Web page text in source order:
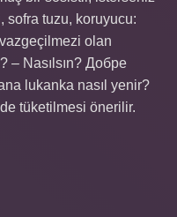
sofra tuzu, koruyucu:
olan
– Nasılsın? Добре
lukanka nasıl yenir?
tüketilmesi önerilir.